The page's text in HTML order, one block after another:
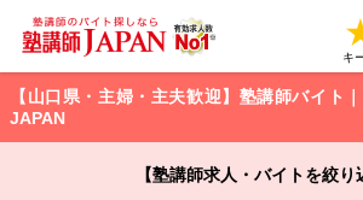
キ
【山口県・主婦・主夫歓迎】塾講師バイト
JAPAN
【塾講師求人・バイトを絞り